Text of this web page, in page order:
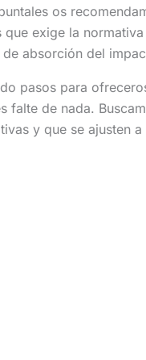
os
exige la
absorción del
pasos para
de nada.
y que se ajusten